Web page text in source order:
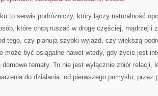
to serwis podróżniczy, który łączy naturalność
które chcą ruszać w drogę częściej, mądrzej i
tego, czy planują szybki wyjazd, czy większą
może być osiągalne nawet wtedy, gdy życie jest
domowe tematy. To nie jest wyłącznie zbiór relacji,
do działania: od pierwszego pomysłu, przez